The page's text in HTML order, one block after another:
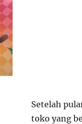
Setelah
toko yang